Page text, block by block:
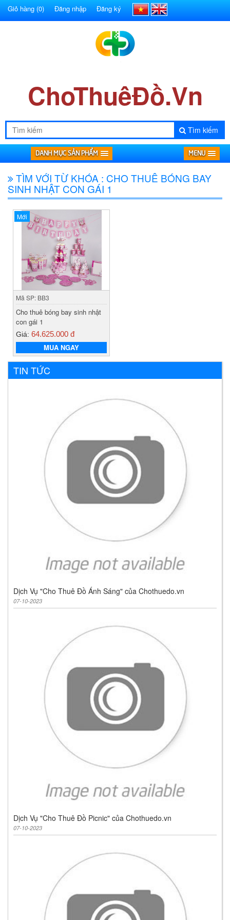
Giỏ hàng (0) Đăng nhập Đăng ký
ChoThuêĐồ.Vn
Tìm kiếm
DANH MỤC SẢN PHẨM MENU
TÌM VỚI TỪ KHÓA : CHO THUÊ BÓNG BAY
SINH NHẬT CON GÁI 1
Mới
Mã SP: BB3
Cho thuê bóng bay sinh nhật
con gái 1
Giá: 64.625.000 đ
MUA NGAY
TIN TỨC
Dịch Vụ "Cho Thuê Đồ Ánh Sáng" của Chothuedo.vn
07-10-2023
Dịch Vụ "Cho Thuê Đồ Picnic" của Chothuedo.vn
07-10-2023